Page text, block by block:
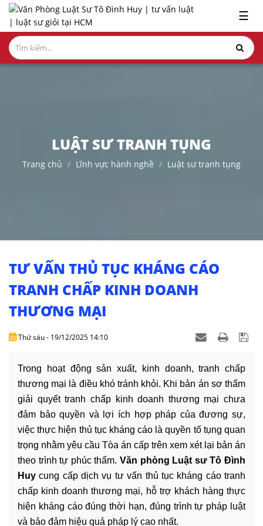
x
GIỚI
THIỆU
CỨU-
DỊCH
VĂN
TỤC
LIÊN
HỆ
☰
LUẬT SƯ TRANH TỤNG
Trang chủ Lĩnh vực hành nghề Luật sư tranh tụng
TƯ VẤN THỦ TỤC KHÁNG CÁO
TRANH CHẤP KINH DOANH
THƯƠNG MẠI
Thứ sáu - 19/12/2025 14:10
Trong hoạt động sản xuất, kinh doanh, tranh chấp
thương mại là điều khó tránh khỏi. Khi bản án sơ thẩm
giải quyết tranh chấp kinh doanh thương mại chưa
đảm bảo quyền và lợi ích hợp pháp của đương sự,
việc thực hiện thủ tục kháng cáo là quyền tố tụng quan
trọng nhằm yêu cầu Tòa án cấp trên xem xét lại bản án
theo trình tự phúc thẩm. Văn phòng Luật sư Tô Đình
Huy cung cấp dịch vụ tư vấn thủ tục kháng cáo tranh
chấp kinh doanh thương mại, hỗ trợ khách hàng thực
hiện kháng cáo đúng thời hạn, đúng trình tự pháp luật
và bảo đảm hiệu quả pháp lý cao nhất.